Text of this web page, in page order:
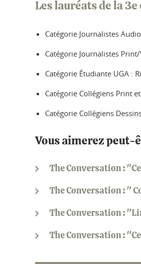
Les lauréats de la
Catégorie Journalistes
Catégorie Journalistes
Catégorie Étudiante UGA :
Catégorie Collégiens Print
Catégorie Collégiens
Vous aimerez peut-
The Conversation :
The Conversation : "
The Conversation :
The Conversation :